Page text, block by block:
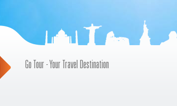
Go Tour - Your Travel Destination